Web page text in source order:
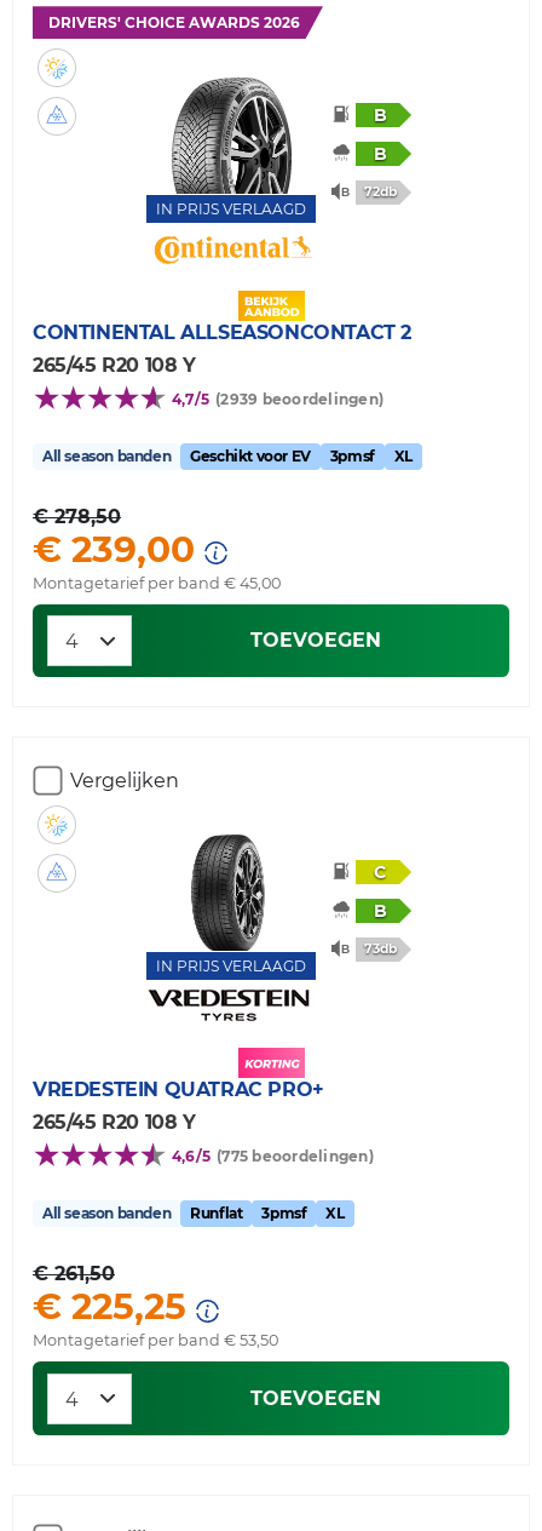
DRIVERS' CHOICE AWARDS 2026
IN PRIJS VERLAAGD
B
B
72db
CONTINENTAL ALLSEASONCONTACT 2
265/45 R20 108 Y
4,7/5 (2939 beoordelingen)
All season banden Geschikt voor EV 3pmsf XL
€ 278,50
€ 239,00
Montagetarief per band € 45,00
TOEVOEGEN
Vergelijken
IN PRIJS VERLAAGD
C
B
73db
VREDESTEIN QUATRAC PRO+
265/45 R20 108 Y
4,6/5 (775 beoordelingen)
All season banden Runflat 3pmsf XL
€ 261,50
€ 225,25
Montagetarief per band € 53,50
TOEVOEGEN